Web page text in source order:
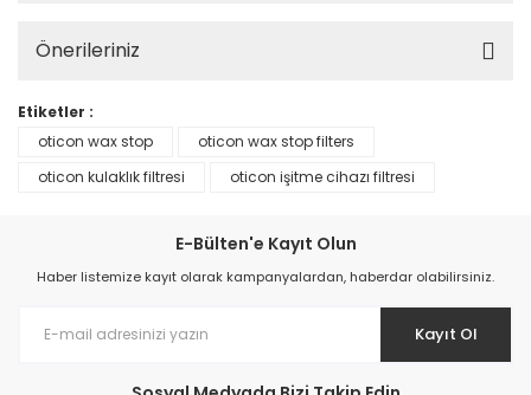
Önerileriniz
Etiketler :
oticon wax stop
oticon wax stop filters
oticon kulaklık filtresi
oticon işitme cihazı filtresi
E-Bülten'e Kayıt Olun
Haber listemize kayıt olarak kampanyalardan, haberdar olabilirsiniz.
Kayıt Ol